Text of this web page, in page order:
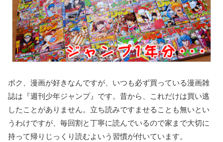
ボク、漫画が好きなんですが、いつも必ず買っている漫画雑
誌は『週刊少年ジャンプ』です。昔から、これだけは買い逃
したことがありません。立ち読みですませることも無いとい
うわけですが、毎回割と丁寧に読んでいるので家まで大切に
持って帰りじっくり読むよいう習慣が付いています。